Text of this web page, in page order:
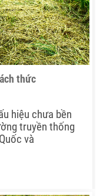
thức
hiệu chưa bền
truyền thống
và